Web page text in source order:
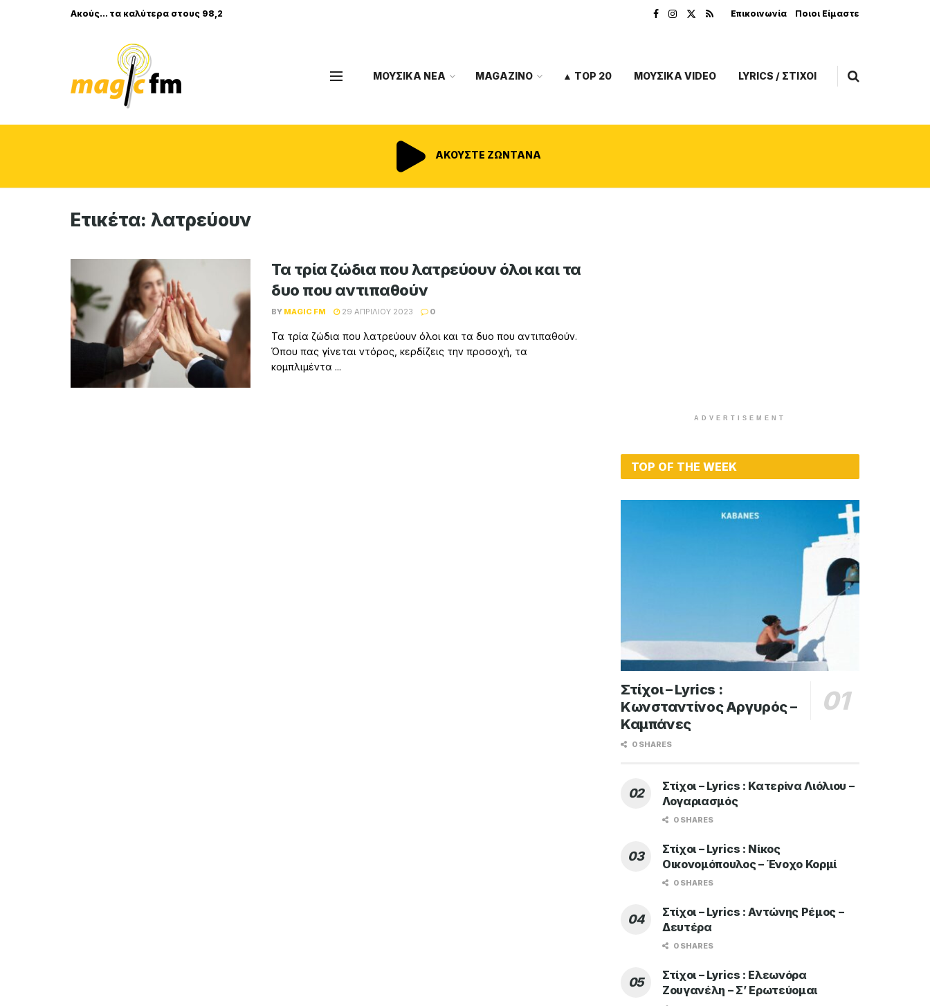
Ακούς... τα καλύτερα στους 98,2 Επικοινωνία Ποιοι Είμαστε
ΜΟΥΣΙΚΑ ΝΕΑ MAGAZINO ▲ TOP 20 ΜΟΥΣΙΚΑ VIDEO LYRICS / ΣΤΙΧΟΙ
ΑΚΟΥΣΤΕ ΖΩΝΤΑΝΑ
Ετικέτα: λατρεύουν
Τα τρία ζώδια που λατρεύουν όλοι και τα
δυο που αντιπαθούν
BY MAGIC FM 29 ΑΠΡΙΛΊΟΥ 2023 0
Τα τρία ζώδια που λατρεύουν όλοι και τα δυο που αντιπαθούν.
Όπου πας γίνεται ντόρος, κερδίζεις την προσοχή, τα
κομπλιμέντα ...
ADVERTISEMENT
TOP OF THE WEEK
Στίχοι – Lyrics :
Κωνσταντίνος Αργυρός –
Καμπάνες
0 SHARES
Στίχοι – Lyrics : Κατερίνα Λιόλιου –
Λογαριασμός
0 SHARES
Στίχοι – Lyrics : Νίκος
Οικονομόπουλος – Ένοχο Κορμί
0 SHARES
Στίχοι – Lyrics : Αντώνης Ρέμος –
Δευτέρα
0 SHARES
Στίχοι – Lyrics : Ελεωνόρα
Ζουγανέλη – Σ’ Ερωτεύομαι